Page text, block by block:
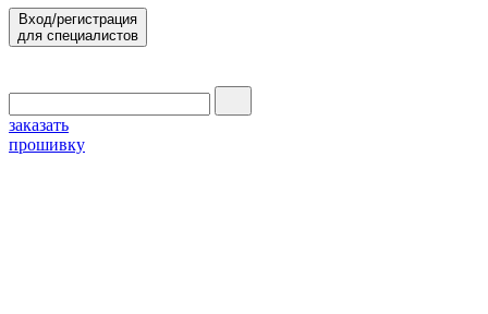
Вход/регистрация
для специалистов
заказать
прошивку